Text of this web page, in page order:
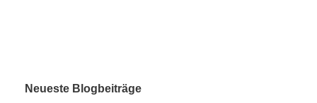
Neueste Blogbeiträge